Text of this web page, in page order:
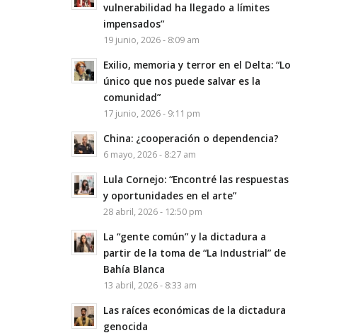
vulnerabilidad ha llegado a límites
impensados”
19 junio, 2026 - 8:09 am
Exilio, memoria y terror en el Delta: “Lo
único que nos puede salvar es la
comunidad”
17 junio, 2026 - 9:11 pm
China: ¿cooperación o dependencia?
6 mayo, 2026 - 8:27 am
Lula Cornejo: “Encontré las respuestas
y oportunidades en el arte”
28 abril, 2026 - 12:50 pm
La “gente común” y la dictadura a
partir de la toma de “La Industrial” de
Bahía Blanca
13 abril, 2026 - 8:33 am
Las raíces económicas de la dictadura
genocida